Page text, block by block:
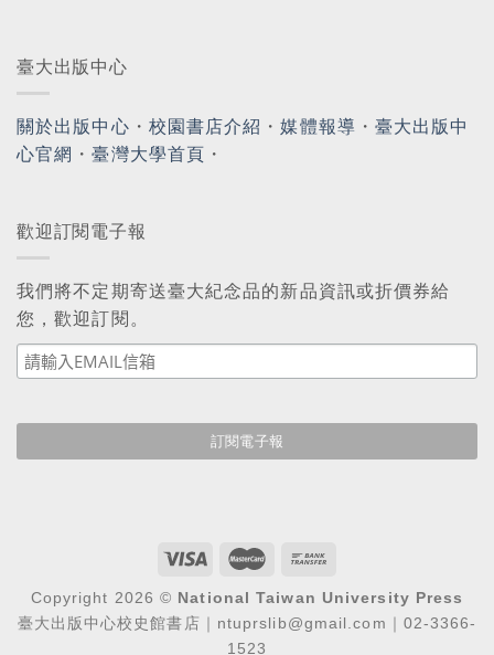
臺大出版中心
關於出版中心 ・ 校園書店介紹 ・媒體報導 ・ 臺大出版中
心官網 ・臺灣大學首頁 ・
歡迎訂閱電子報
我們將不定期寄送臺大紀念品的新品資訊或折價券給
您，歡迎訂閱。
Copyright 2026 © National Taiwan University Press
臺大出版中心校史館書店｜ntuprslib@gmail.com｜02-3366-
1523